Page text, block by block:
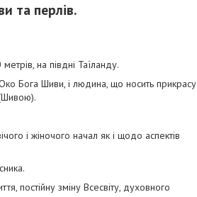
та перлів.
на півдні Таїланду.
Бога Шиви, і людина, що носить прикрасу
і жіночого начал як і щодо аспектів
постійну зміну Всесвіту, духовного